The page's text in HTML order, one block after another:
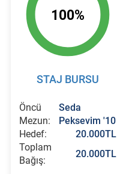
100%
STAJ BURSU
Öncü
Mezun:
Seda
Peksevim '10
Hedef:
20.000TL
Toplam
Bağış:
20.000TL